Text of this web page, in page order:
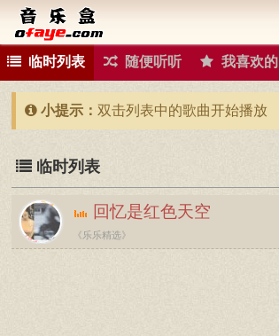
临时列表 随便听听 我喜欢的
小提示： 双击列表中的歌曲开始播放
临时列表
回忆是红色天空
《乐乐精选》